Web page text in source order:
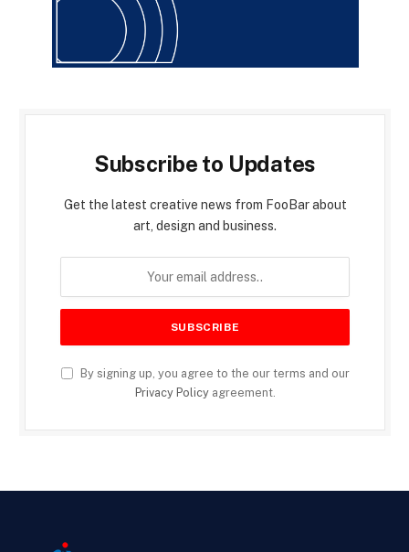
Subscribe to Updates
Get the latest creative news from FooBar about
art, design and business.
By signing up, you agree to the our terms and our
Privacy Policyagreement.